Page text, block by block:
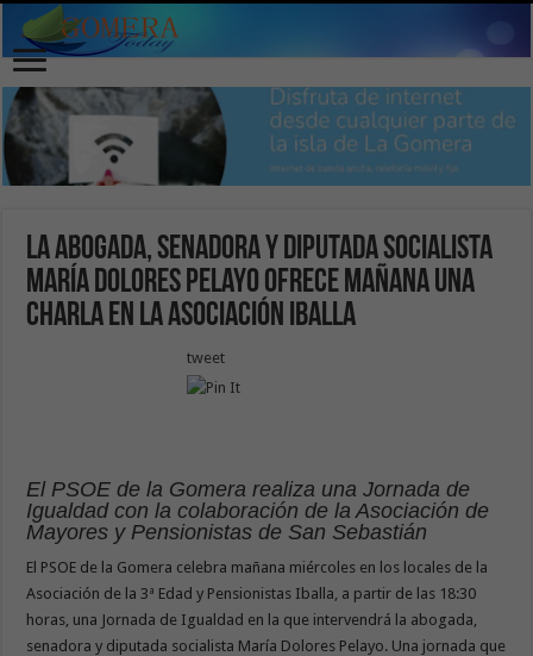
La abogada, senadora y diputada socialista
María Dolores Pelayo ofrece mañana una
charla en la Asociación Iballa
tweet
El PSOE de la Gomera realiza una Jornada de
Igualdad con la colaboración de la Asociación de
Mayores y Pensionistas de San Sebastián
El PSOE de la Gomera celebra mañana miércoles en los locales de la
Asociación de la 3ª Edad y Pensionistas Iballa, a partir de las 18:30
horas, una Jornada de Igualdad en la que intervendrá la abogada,
senadora y diputada socialista María Dolores Pelayo. Una jornada que